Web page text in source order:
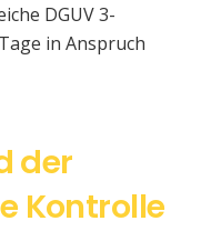
DGUV 3-
in Anspruch
der
Kontrolle